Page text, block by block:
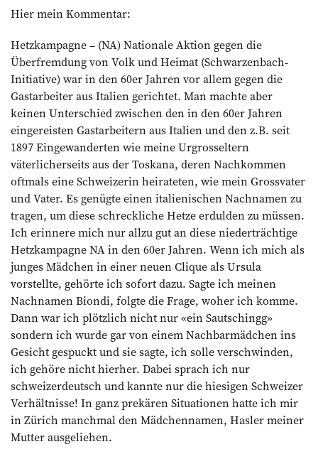
Hier mein Kommentar:
Hetzkampagne – (NA) Nationale Aktion gegen die
Überfremdung von Volk und Heimat (Schwarzenbach-
Initiative) war in den 60er Jahren vor allem gegen die
Gastarbeiter aus Italien gerichtet. Man machte aber
keinen Unterschied zwischen den in den 60er Jahren
eingereisten Gastarbeitern aus Italien und den z.B. seit
1897 Eingewanderten wie meine Urgrosseltern
väterlicherseits aus der Toskana, deren Nachkommen
oftmals eine Schweizerin heirateten, wie mein Grossvater
und Vater. Es genügte einen italienischen Nachnamen zu
tragen, um diese schreckliche Hetze erdulden zu müssen.
Ich erinnere mich nur allzu gut an diese niederträchtige
Hetzkampagne NA in den 60er Jahren. Wenn ich mich als
junges Mädchen in einer neuen Clique als Ursula
vorstellte, gehörte ich sofort dazu. Sagte ich meinen
Nachnamen Biondi, folgte die Frage, woher ich komme.
Dann war ich plötzlich nicht nur «ein Sautschingg»
sondern ich wurde gar von einem Nachbarmädchen ins
Gesicht gespuckt und sie sagte, ich solle verschwinden,
ich gehöre nicht hierher. Dabei sprach ich nur
schweizerdeutsch und kannte nur die hiesigen Schweizer
Verhältnisse! In ganz prekären Situationen hatte ich mir
in Zürich manchmal den Mädchennamen, Hasler meiner
Mutter ausgeliehen.